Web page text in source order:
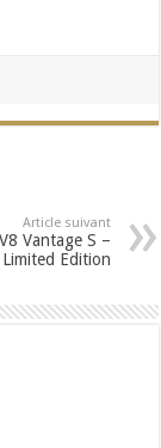
Article suivant
Vantage S –
Edition